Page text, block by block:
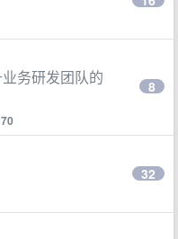
务研发团队的
8
32